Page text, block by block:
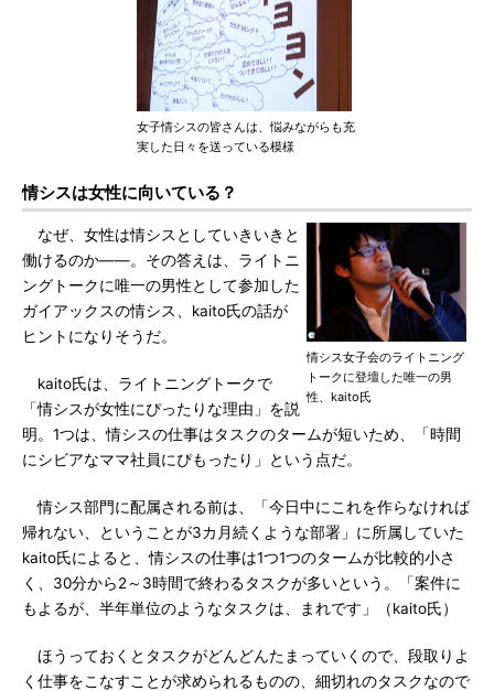
女子情シスの皆さんは、悩みながらも充
実した日々を送っている模様
情シスは女性に向いている？
情シス女子会のライトニング
トークに登壇した唯一の男
性、kaito氏
なぜ、女性は情シスとしていきいきと
働けるのか――。その答えは、ライトニ
ングトークに唯一の男性として参加した
ガイアックスの情シス、kaito氏の話が
ヒントになりそうだ。
kaito氏は、ライトニングトークで
「情シスが女性にぴったりな理由」を説
明。1つは、情シスの仕事はタスクのタームが短いため、「時間
にシビアなママ社員にぴもったり」という点だ。
情シス部門に配属される前は、「今日中にこれを作らなければ
帰れない、ということが3カ月続くような部署」に所属していた
kaito氏によると、情シスの仕事は1つ1つのタームが比較的小さ
く、30分から2～3時間で終わるタスクが多いという。「案件に
もよるが、半年単位のようなタスクは、まれです」（kaito氏）
ほうっておくとタスクがどんどんたまっていくので、段取りよ
く仕事をこなすことが求められるものの、細切れのタスクなので